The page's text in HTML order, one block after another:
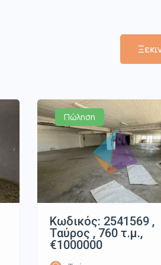
Πώληση
Κωδικός: 2541569 ,
Ταύρος , 760 τ.μ.,
€1000000